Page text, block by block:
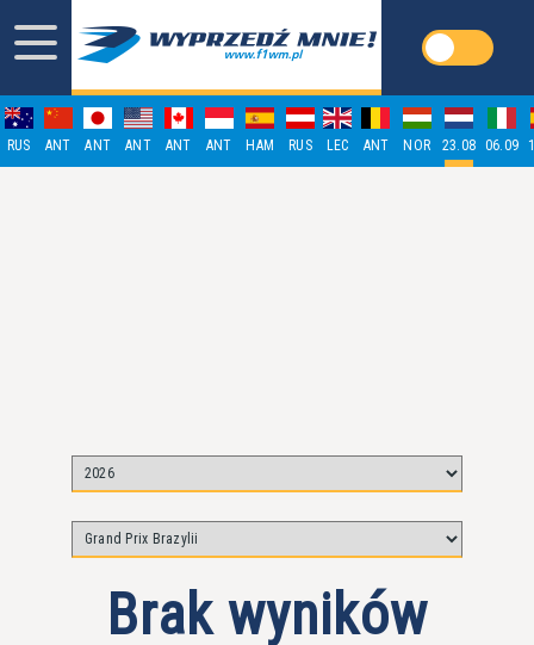
RUS ANT ANT ANT ANT ANT HAM RUS LEC ANT NOR 23.08 06.09
Brak wyników